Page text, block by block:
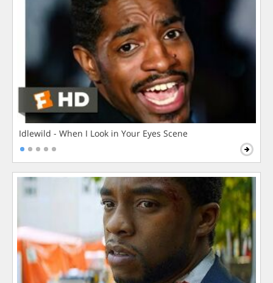
Idlewild - When I Look in Your Eyes Scene